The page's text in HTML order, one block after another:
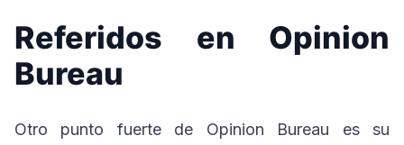
Referidos en Opinion
Bureau
Otro punto fuerte de Opinion Bureau es su